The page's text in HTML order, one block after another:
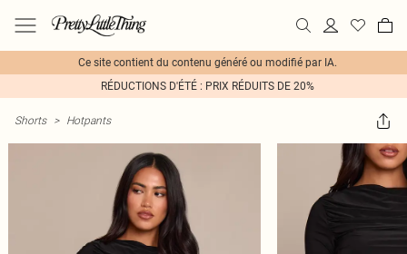
Ce site contient du contenu généré ou modifié par IA.
RÉDUCTIONS D'ÉTÉ : PRIX RÉDUITS DE 20%
Shorts > Hotpants